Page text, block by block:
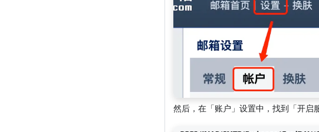
然后，在「账户」设置中，找到「开启